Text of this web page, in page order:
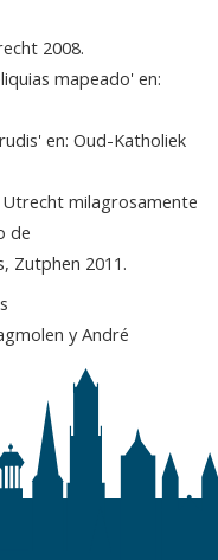
2008.
mapeado' en:
en: Oud-Katholiek
Utrecht milagrosamente
de
Zutphen 2011.
y André